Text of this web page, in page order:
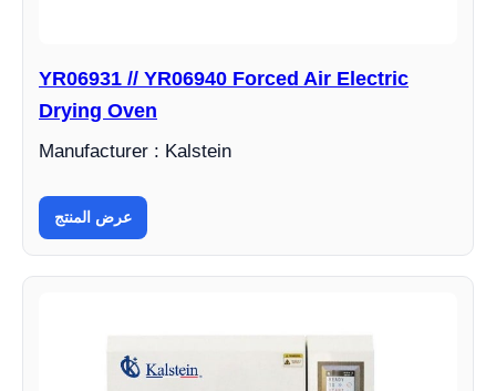
YR06931 // YR06940 Forced Air Electric
Drying Oven
Manufacturer : Kalstein
عرض المنتج